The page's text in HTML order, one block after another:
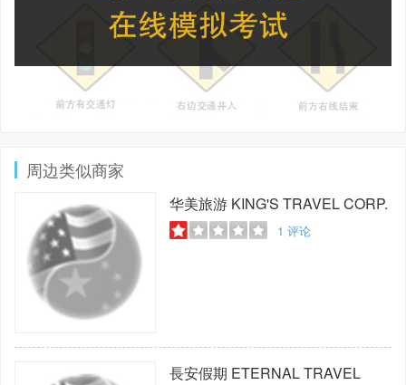
周边类似商家
华美旅游KING'S TRAVEL CORP.
1 评论
長安假期 ETERNAL TRAVEL